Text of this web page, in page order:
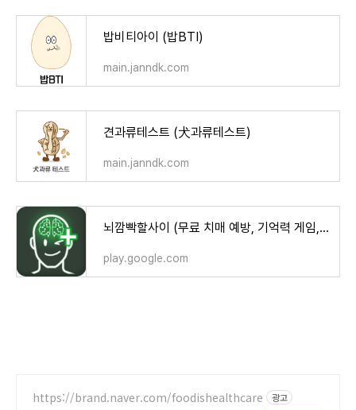
밥비티아이 (밥BTI)
main.janndk.com
견과류테스트 (犬과류테스트)
main.janndk.com
뇌깜빡할사이 (무료 치매 예방, 기억력 게임, 뇌훈련) - Google Play 앱
play.google.com
https://brand.naver.com/foodishealthcare 광고